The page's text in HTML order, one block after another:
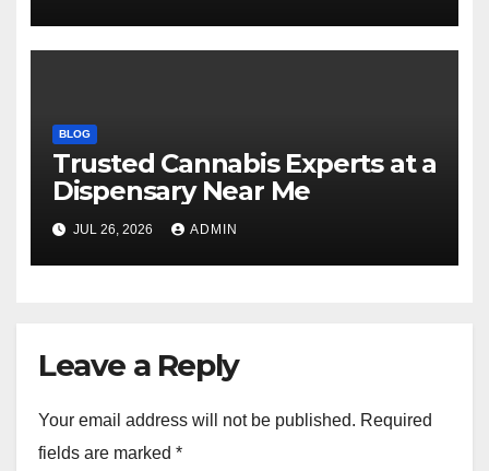
BLOG
Trusted Cannabis Experts at a
Dispensary Near Me
JUL 26, 2026 ADMIN
Leave a Reply
Your email address will not be published. Required
fields are marked *